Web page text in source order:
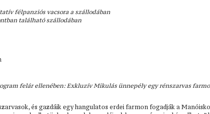
félpanziós vacsora a szállodában
található szállodában
felár ellenében: Exkluzív Mikulás ünnepély egy rénszarvas
és gazdáik egy hangulatos erdei farmon fogadják a